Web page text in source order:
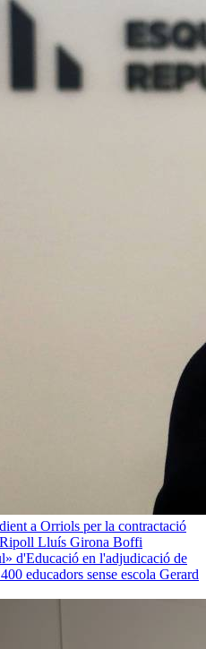
a Orriols per la contractació
Lluís Girona Boffi
d'Educació en l'adjudicació de
educadors sense escola Gerard